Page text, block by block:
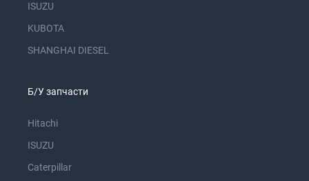
ISUZU
KUBOTA
SHANGHAI DIESEL
Б/У запчасти
Hitachi
ISUZU
Caterpillar